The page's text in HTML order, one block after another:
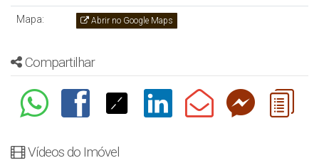
Mapa: Abrir no Google Maps
Compartilhar
Vídeos do Imóvel